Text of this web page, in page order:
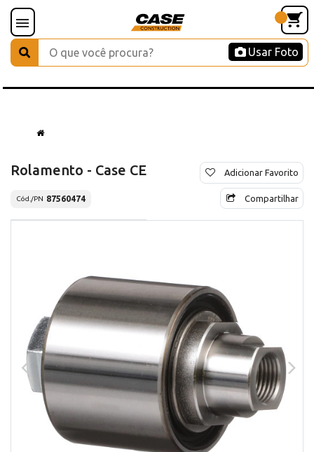
Usar Foto
Rolamento - Case CE
Cód./PN 87560474
Adicionar Favorito
Compartilhar